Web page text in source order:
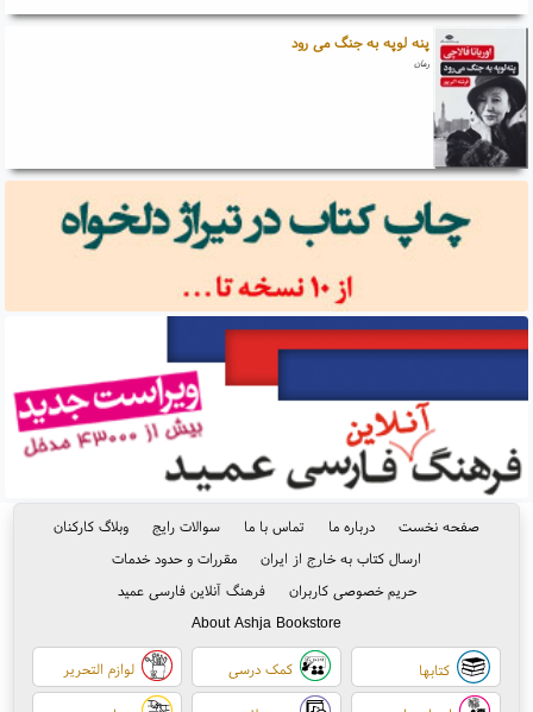
پنه لوپه به جنگ می رود
رمان
صفحه نخست درباره ما تماس با ما سوالات رایج
وبلاگ کارکنان
ارسال کتاب به خارج از ایران
مقررات و حدود خدمات
حریم خصوصی کاربران
فرهنگ آنلاین فارسی عمید
About Ashja Bookstore
کتابها کمک درسی لوازم التحریر